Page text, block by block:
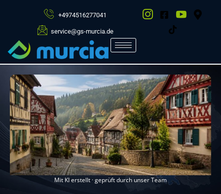
+4974516277041
service@gs-murcia.de
Mit KI erstellt · geprüft durch unser Team